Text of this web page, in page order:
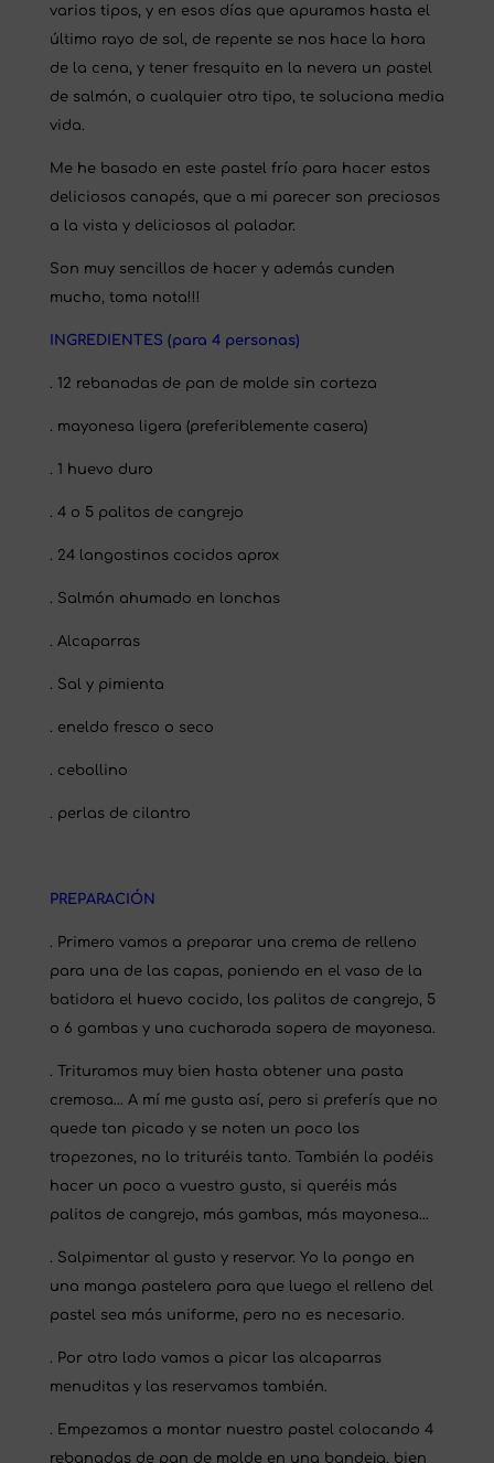
varios tipos, y en esos días que apuramos hasta el
último rayo de sol, de repente se nos hace la hora
de la cena, y tener fresquito en la nevera un pastel
de salmón, o cualquier otro tipo, te soluciona media
vida.
Me he basado en este pastel frío para hacer estos
deliciosos canapés, que a mi parecer son preciosos
a la vista y deliciosos al paladar.
Son muy sencillos de hacer y además cunden
mucho, toma nota!!!
INGREDIENTES (para 4 personas)
. 12 rebanadas de pan de molde sin corteza
. mayonesa ligera (preferiblemente casera)
. 1 huevo duro
. 4 o 5 palitos de cangrejo
. 24 langostinos cocidos aprox
. Salmón ahumado en lonchas
. Alcaparras
. Sal y pimienta
. eneldo fresco o seco
. cebollino
. perlas de cilantro
PREPARACIÓN
. Primero vamos a preparar una crema de relleno
para una de las capas, poniendo en el vaso de la
batidora el huevo cocido, los palitos de cangrejo, 5
o 6 gambas y una cucharada sopera de mayonesa.
. Trituramos muy bien hasta obtener una pasta
cremosa… A mí me gusta así, pero si preferís que no
quede tan picado y se noten un poco los
tropezones, no lo trituréis tanto. También la podéis
hacer un poco a vuestro gusto, si queréis más
palitos de cangrejo, más gambas, más mayonesa…
. Salpimentar al gusto y reservar. Yo la pongo en
una manga pastelera para que luego el relleno del
pastel sea más uniforme, pero no es necesario.
. Por otro lado vamos a picar las alcaparras
menuditas y las reservamos también.
. Empezamos a montar nuestro pastel colocando 4
rebanadas de pan de molde en una bandeja, bien